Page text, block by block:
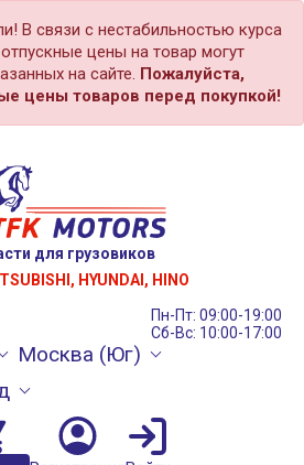
В связи с нестабильностью курса
цены на товар могут
на сайте. Пожалуйста,
цены товаров перед покупкой!
для грузовиков
HYUNDAI, HINO
Пн-Пт: 09:00-19:00
Сб-Вс: 10:00-17:00
Москва (Юг)